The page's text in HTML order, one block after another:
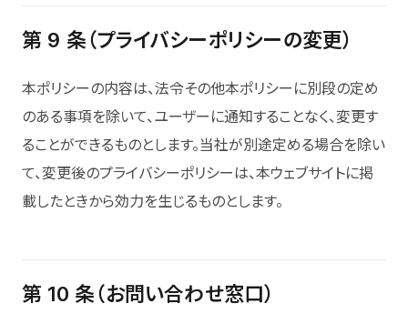
第 9 条（プライバシーポリシーの変更）
本ポリシーの内容は、法令その他本ポリシーに別段の定め
のある事項を除いて、ユーザーに通知することなく、変更す
ることができるものとします。当社が別途定める場合を除い
て、変更後のプライバシーポリシーは、本ウェブサイトに掲
載したときから効力を生じるものとします。
第 10 条（お問い合わせ窓口）